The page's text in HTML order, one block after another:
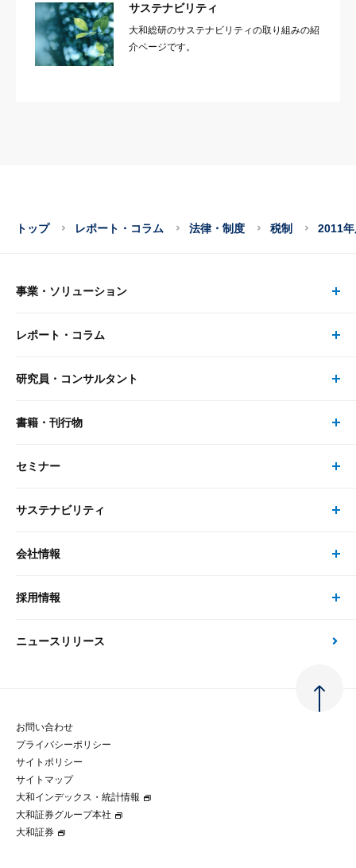
サステナビリティ
大和総研のサステナビリティの取り組みの紹
介ページです。
トップ レポート・コラム 法律・制度 税制 2011
事業・ソリューション
事業・ソリューション トップ
リサーチ
大和総研の強み
先端テクノロジーに基づく新たな価値の創出
レポート・コラム
レポート・コラム トップ
最新のレポート・コラム
政策分析
金融経済教育等
コラム
研究員・コンサルタント
研究員・コンサルタント トップ
研究員
書籍・刊行物
書籍・刊行物 トップ
書籍
セミナー
セミナー トップ
現在受付中のセミナー・イベント
サステナビリティ
サステナビリティの取り組み
次世代社会への貢献
マルチステークホルダー方針
パートナーシップ構築宣言
会社情報
会社情報 トップ
会社概要・役員一覧
大和総研の歩み
グループ会社
採用情報
採用情報 トップ
経験者採用
ニュースリリース
お問い合わせ
プライバシーポリシー
サイトポリシー
サイトマップ
大和インデックス・統計情報
大和証券グループ本社
大和証券